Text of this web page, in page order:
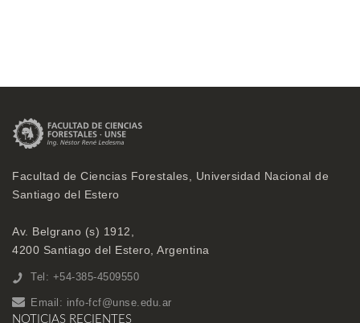
Facultad de Ciencias Forestales, Universidad Nacional de
Santiago del Estero
Av. Belgrano (s) 1912,
4200 Santiago del Estero, Argentina
Tel: +54-385-4509550
Email: info-fcf@unse.edu.ar
NOTICIAS RECIENTES